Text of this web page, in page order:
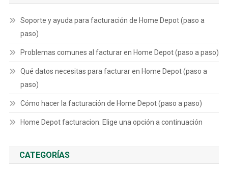
Soporte y ayuda para facturación de Home Depot (paso a
paso)
Problemas comunes al facturar en Home Depot (paso a paso)
Qué datos necesitas para facturar en Home Depot (paso a
paso)
Cómo hacer la facturación de Home Depot (paso a paso)
Home Depot facturacion: Elige una opción a continuación
CATEGORÍAS